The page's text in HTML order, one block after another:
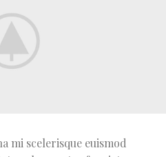
mi scelerisque euismod